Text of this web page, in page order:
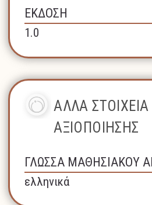
ΕΚΔΟΣΗ
1.0
ΑΛΛΑ ΣΤΟΙΧΕΙΑ
ΑΞΙΟΠΟΙΗΣΗΣ
ΓΛΩΣΣΑ ΜΑΘΗΣΙΑΚΟΥ
ελληνικά